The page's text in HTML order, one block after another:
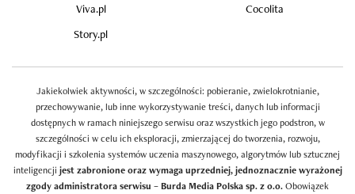
Viva.pl
Cocolita
Story.pl
Jakiekolwiek aktywności, w szczególności: pobieranie, zwielokrotnianie,
przechowywanie, lub inne wykorzystywanie treści, danych lub informacji
dostępnych w ramach niniejszego serwisu oraz wszystkich jego podstron, w
szczególności w celu ich eksploracji, zmierzającej do tworzenia, rozwoju,
modyfikacji i szkolenia systemów uczenia maszynowego, algorytmów lub sztucznej
inteligencji jest zabronione oraz wymaga uprzedniej, jednoznacznie wyrażonej
zgody administratora serwisu – Burda Media Polska sp. z o.o.Obowiązek